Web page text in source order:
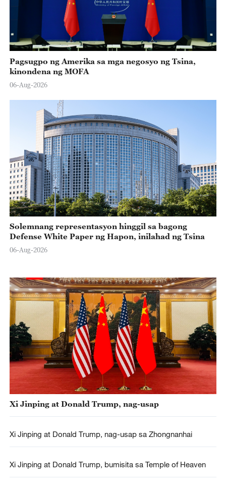
Pagsugpo ng Amerika sa mga negosyo ng Tsina,
kinondena ng MOFA
06-Aug-2026
Solemnang representasyon hinggil sa bagong
Defense White Paper ng Hapon, inilahad ng Tsina
06-Aug-2026
Xi Jinping at Donald Trump, nag-usap
Xi Jinping at Donald Trump, nag-usap sa Zhongnanhai
Xi Jinping at Donald Trump, bumisita sa Temple of Heaven